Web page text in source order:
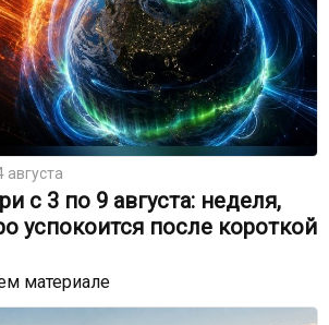
августа
с 3 по 9 августа: неделя,
успокоится после короткой
материале